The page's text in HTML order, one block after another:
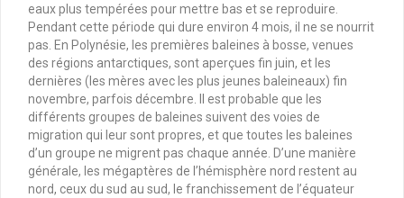
eaux plus tempérées pour mettre bas et se reproduire.
Pendant cette période qui dure environ 4 mois, il ne se nourrit
pas. En Polynésie, les premières baleines à bosse, venues
des régions antarctiques, sont aperçues fin juin, et les
dernières (les mères avec les plus jeunes baleineaux) fin
novembre, parfois décembre. Il est probable que les
différents groupes de baleines suivent des voies de
migration qui leur sont propres, et que toutes les baleines
d’un groupe ne migrent pas chaque année. D’une manière
générale, les mégaptères de l’hémisphère nord restent au
nord, ceux du sud au sud, le franchissement de l’équateur